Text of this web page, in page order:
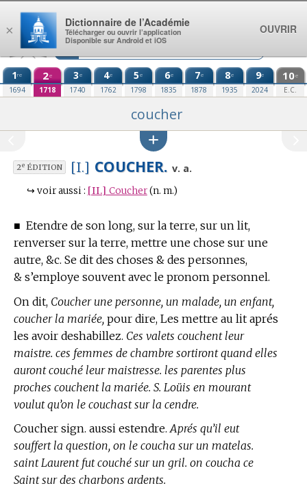
Aller au contenu
1re
1694
2e
1718
3e
1740
4e
1762
5e
1798
6e
1835
7e
1878
8e
1935
9e
2024
10e
E.C.
coucher
2eÉDITION [I.] COUCHER. v. a.
↪ voir aussi : [II.] Coucher (n. m.)
■ Etendre de son long, sur la terre, sur un lit,
renverser sur la terre, mettre une chose sur une
autre, &c. Se dit des choses & des personnes,
& s’employe souvent avec le pronom personnel.
On dit, Coucher une personne, un malade, un enfant,
coucher la mariée, pour dire, Les mettre au lit aprés
les avoir deshabillez. Ces valets couchent leur
maistre. ces femmes de chambre sortiront quand elles
auront couché leur maistresse. les parentes plus
proches couchent la mariée. S. Loüis en mourant
voulut qu’on le couchast sur la cendre.
Coucher sign. aussi estendre.Aprés qu’il eut
souffert la question, on le coucha sur un matelas.
saint Laurent fut couché sur un gril. on coucha ce
Saint sur des charbons ardents.
×
Dictionnaire de l’Académie
Télécharger ou ouvrir l’application
Disponible sur Android et iOS
OUVRIR